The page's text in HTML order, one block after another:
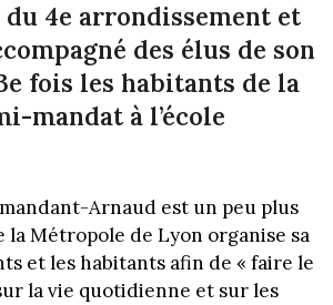
4e arrondissement et
des élus de son
fois les habitants de la
mandat à l’école
Arnaud est un peu plus
Métropole de Lyon organise sa
et les habitants afin de « faire le
la vie quotidienne et sur les